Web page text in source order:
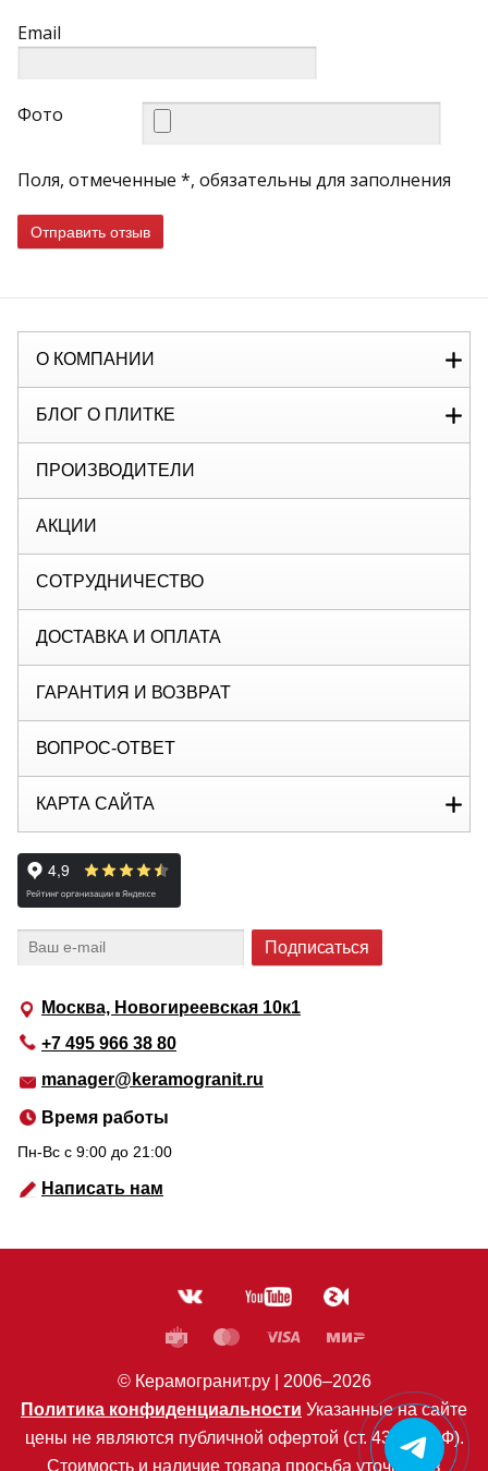
Email
Фото
Поля, отмеченные *, обязательны для заполнения
Отправить отзыв
Москва, Новогиреевская 10к1
+7 495 966 38 80
manager@keramogranit.ru
Время работы
Пн-Вс c 9:00 до 21:00
Написать нам
О КОМПАНИИ
БЛОГ О ПЛИТКЕ
ПРОИЗВОДИТЕЛИ
АКЦИИ
СОТРУДНИЧЕСТВО
ДОСТАВКА И ОПЛАТА
ГАРАНТИЯ И ВОЗВРАТ
ВОПРОС-ОТВЕТ
КАРТА САЙТА
© Керамогранит.ру | 2006–2026
Политика конфиденциальности Указанные на сайте
цены не являются публичной офертой (ст. 435 ГК РФ).
Стоимость и наличие товара просьба уточнять в